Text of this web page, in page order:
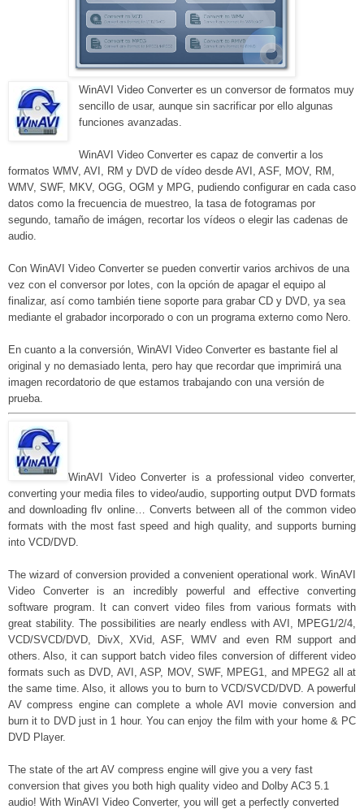
WinAVI Video Converter es un conversor de formatos muy
sencillo de usar, aunque sin sacrificar por ello algunas
funciones avanzadas.
WinAVI Video Converter es capaz de convertir a los
formatos WMV, AVI, RM y DVD de vídeo desde AVI, ASF, MOV, RM,
WMV, SWF, MKV, OGG, OGM y MPG, pudiendo configurar en cada caso
datos como la frecuencia de muestreo, la tasa de fotogramas por
segundo, tamaño de imágen, recortar los vídeos o elegir las cadenas de
audio.
Con WinAVI Video Converter se pueden convertir varios archivos de una
vez con el conversor por lotes, con la opción de apagar el equipo al
finalizar, así como también tiene soporte para grabar CD y DVD, ya sea
mediante el grabador incorporado o con un programa externo como Nero.
En cuanto a la conversión, WinAVI Video Converter es bastante fiel al
original y no demasiado lenta, pero hay que recordar que imprimirá una
imagen recordatorio de que estamos trabajando con una versión de
prueba.
WinAVI Video Converter is a professional video converter,
converting your media files to video/audio, supporting output DVD formats
and downloading flv online… Converts between all of the common video
formats with the most fast speed and high quality, and supports burning
into VCD/DVD.
The wizard of conversion provided a convenient operational work. WinAVI
Video Converter is an incredibly powerful and effective converting
software program. It can convert video files from various formats with
great stability. The possibilities are nearly endless with AVI, MPEG1/2/4,
VCD/SVCD/DVD, DivX, XVid, ASF, WMV and even RM support and
others. Also, it can support batch video files conversion of different video
formats such as DVD, AVI, ASP, MOV, SWF, MPEG1, and MPEG2 all at
the same time. Also, it allows you to burn to VCD/SVCD/DVD. A powerful
AV compress engine can complete a whole AVI movie conversion and
burn it to DVD just in 1 hour. You can enjoy the film with your home & PC
DVD Player.
The state of the art AV compress engine will give you a very fast
conversion that gives you both high quality video and Dolby AC3 5.1
audio! With WinAVI Video Converter, you will get a perfectly converted